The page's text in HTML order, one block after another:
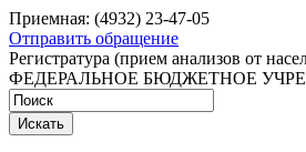
Приемная: (4932) 23-47-05
Отправить обращение
Регистратура (прием анализов от
ФЕДЕРАЛЬНОЕ БЮДЖЕТНОЕ
Искать